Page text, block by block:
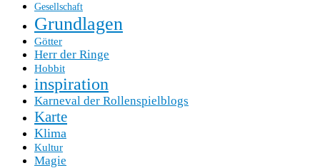
Gesellschaft
Grundlagen
Götter
Herr der Ringe
Hobbit
inspiration
Karneval der Rollenspielblogs
Karte
Klima
Kultur
Magie